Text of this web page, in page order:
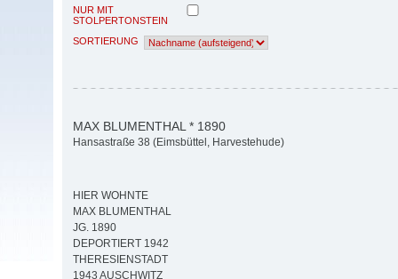
NUR MIT
STOLPERTONSTEIN
SORTIERUNG
MAX BLUMENTHAL * 1890
Hansastraße 38 (Eimsbüttel, Harvestehude)
HIER WOHNTE
MAX BLUMENTHAL
JG. 1890
DEPORTIERT 1942
THERESIENSTADT
1943 AUSCHWITZ